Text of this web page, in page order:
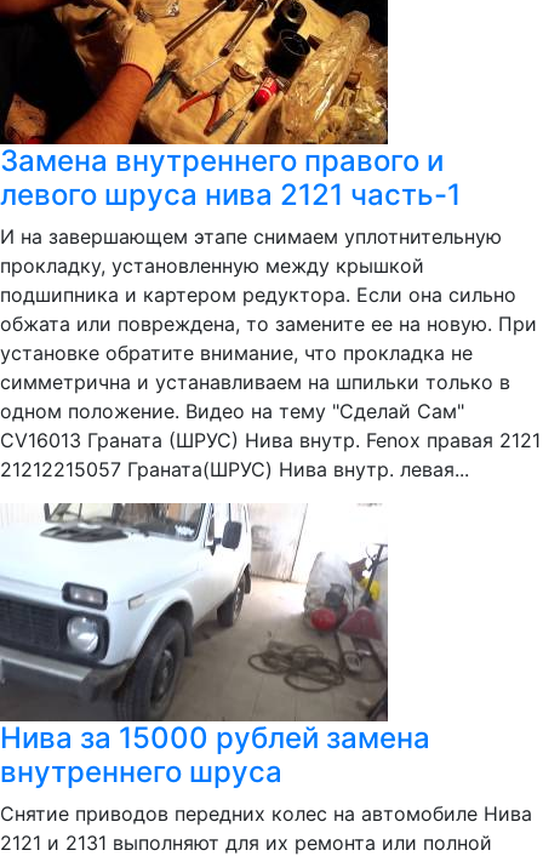
Замена внутреннего правого и
левого шруса нива 2121 часть-1
И на завершающем этапе снимаем уплотнительную
прокладку, установленную между крышкой
подшипника и картером редуктора. Если она сильно
обжата или повреждена, то замените ее на новую. При
установке обратите внимание, что прокладка не
симметрична и устанавливаем на шпильки только в
одном положение. Видео на тему "Сделай Сам"
CV16013 Граната (ШРУС) Нива внутр. Fenox правая 2121
21212215057 Граната(ШРУС) Нива внутр. левая...
Нива за 15000 рублей замена
внутреннего шруса
Снятие приводов передних колес на автомобиле Нива
2121 и 2131 выполняют для их ремонта или полной